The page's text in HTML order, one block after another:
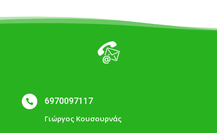
 6970097117
Γιώργος Κουσουρνάς